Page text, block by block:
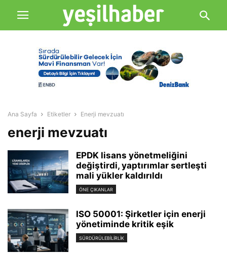
Ana Sayfa Etiketler Enerji mevzuatı
enerji mevzuatı
EPDK lisans yönetmeliğini
değiştirdi, yaptırımlar sertleşti
mali yükler kaldırıldı
ÖNE ÇIKANLAR
ISO 50001: Şirketler için enerji
yönetiminde kritik eşik
SÜRDÜRÜLEBILIRLIK